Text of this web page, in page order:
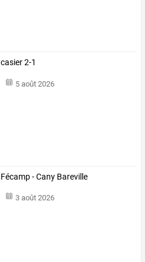
casier 2-1
5 août 2026
Fécamp - Cany Bareville
3 août 2026